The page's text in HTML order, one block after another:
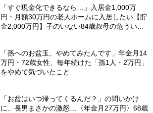
「すぐ現金化できるなら…」入居金1,000万
円・月額30万円の老人ホームに入居したい【貯
金2,000万円】子のいない84歳叔母の危うい決
「孫へのお盆玉、やめてみたんです」年金月14
万円・72歳女性、毎年続けた「孫1人・2万円」
をやめて気づいたこと
「お盆はいつ帰ってくるんだ？」の問いかけ
に、長男まさかの激怒…〈年金月27万円〉68歳